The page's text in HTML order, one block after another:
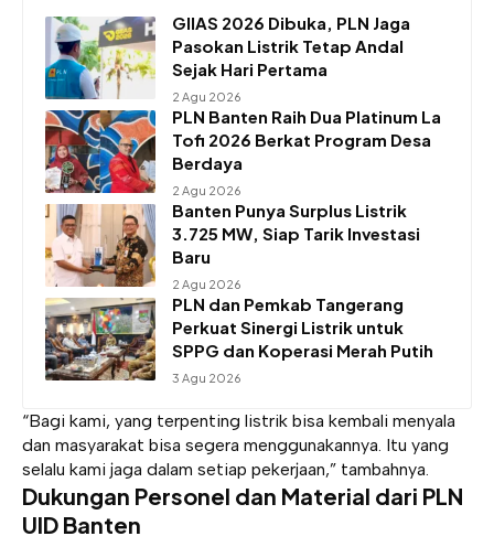
GIIAS 2026 Dibuka, PLN Jaga
Pasokan Listrik Tetap Andal
Sejak Hari Pertama
2 Agu 2026
PLN Banten Raih Dua Platinum La
Tofi 2026 Berkat Program Desa
Berdaya
2 Agu 2026
Banten Punya Surplus Listrik
3.725 MW, Siap Tarik Investasi
Baru
2 Agu 2026
PLN dan Pemkab Tangerang
Perkuat Sinergi Listrik untuk
SPPG dan Koperasi Merah Putih
3 Agu 2026
“Bagi kami, yang terpenting listrik bisa kembali menyala
dan masyarakat bisa segera menggunakannya. Itu yang
selalu kami jaga dalam setiap pekerjaan,” tambahnya.
Dukungan Personel dan Material dari PLN
UID Banten